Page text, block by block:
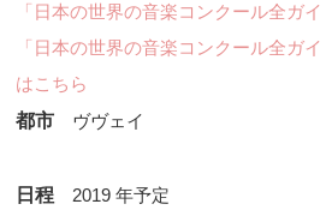
「日本の世界の音楽コンクール全ガ
「日本の世界の音楽コンクール全ガ
はこちら
都市 ヴヴェイ
日程 2019 年予定